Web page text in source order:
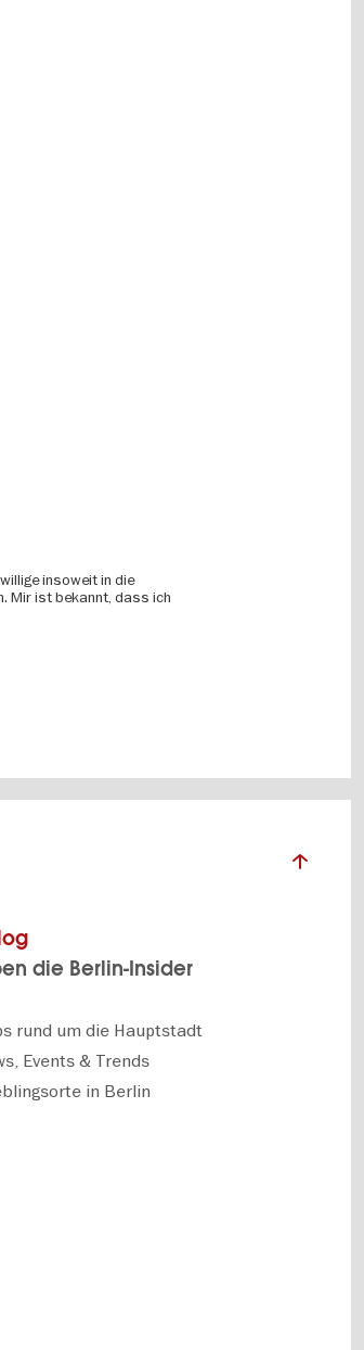
insoweit in die
Mir ist bekannt, dass ich
die Berlin-Insider
rund um die Hauptstadt
Events & Trends
in Berlin